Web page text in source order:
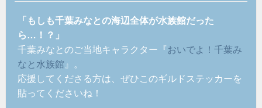
「もしも千葉みなとの海辺全体が水族館だった
ら…！？」
千葉みなとのご当地キャラクター『 おいでよ！千葉み
なと水族館 』。
応援してくださる方は、ぜひこのギルドステッカーを
貼ってくださいね！